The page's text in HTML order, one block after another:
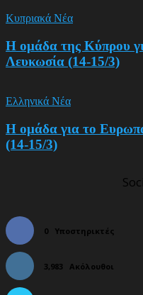
Κυπριακά Νέα
Η ομάδα της Κύπρου
Λευκωσία (14-15/3)
Ελληνικά Νέα
Η ομάδα για το
(14-15/3)
0 Υποστηρικτές
3,983 Ακόλουθοι